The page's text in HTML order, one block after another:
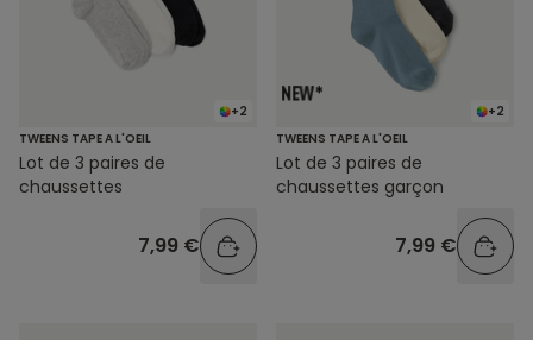
+2
TWEENS TAPE A L'OEIL
Lot de 3 paires de
chaussettes
7,99 €
+2
TWEENS TAPE A L'OEIL
Lot de 3 paires de
chaussettes garçon
7,99 €